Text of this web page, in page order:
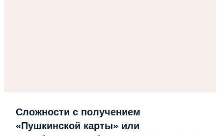
Сложности с получением
«Пушкинской карты» или